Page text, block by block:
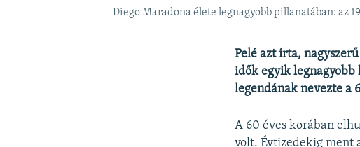
Diego Maradona élete legnagyobb pillanatában: az
Pelé azt írta,
idők egyik
legendának nevezte a
A 60 éves korában
volt. Évtizedekig ment